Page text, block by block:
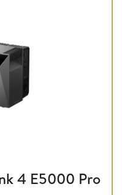
4 E5000 Pro